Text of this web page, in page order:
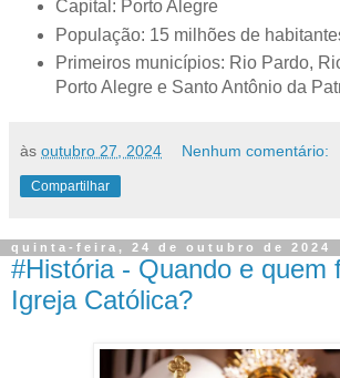
Capital: Porto Alegre
População: 15 milhões de
Primeiros municípios: Rio Pardo,
Porto Alegre e Santo Antônio da
às outubro 27, 2024 Nenhum comentário:
Compartilhar
quinta-feira, 24 de outubro de 2024
#História - Quando e quem
Igreja Católica?